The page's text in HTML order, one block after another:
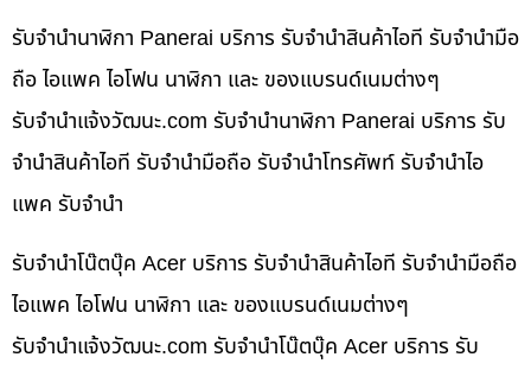
รับจำนำนาฬิกา Panerai บริการ รับจำนำสินค้าไอที รับจำนำมือ
ถือ ไอแพค ไอโฟน นาฬิกา และ ของแบรนด์เนมต่างๆ
รับจํานําแจ้งวัฒนะ.com รับจำนำนาฬิกา Panerai บริการ รับ
จำนำสินค้าไอที รับจำนำมือถือ รับจำนำโทรศัพท์ รับจำนำไอ
แพค รับจำนำ
รับจำนำโน๊ตบุ๊ค Acer บริการ รับจำนำสินค้าไอที รับจำนำมือถือ
ไอแพค ไอโฟน นาฬิกา และ ของแบรนด์เนมต่างๆ
รับจํานําแจ้งวัฒนะ.com รับจำนำโน๊ตบุ๊ค Acer บริการ รับ